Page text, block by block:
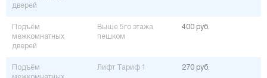
дверей
Подъём
межкомнатных
дверей
Выше 5го этажа
пешком
400 руб.
Подъём
Лифт Тариф 1 270 руб.